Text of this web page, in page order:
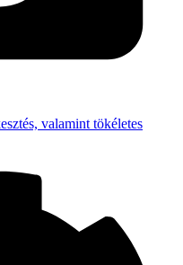
valamint tökéletes